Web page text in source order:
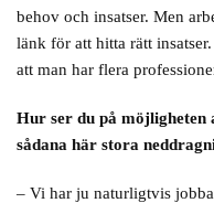
behov och insatser. Men
länk för att hitta rätt
att man har flera
Hur ser du på möjligheten
sådana här stora
– Vi har ju naturligtvis